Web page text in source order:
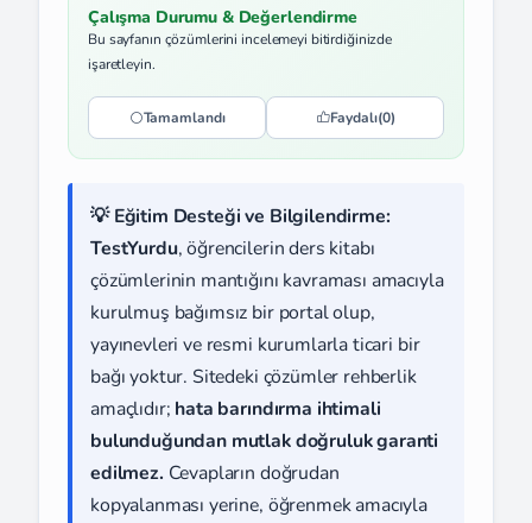
Çalışma Durumu & Değerlendirme
Bu sayfanın çözümlerini incelemeyi bitirdiğinizde
işaretleyin.
Tamamlandı Faydalı(0)
💡 Eğitim Desteği ve Bilgilendirme:
TestYurdu, öğrencilerin ders kitabı
çözümlerinin mantığını kavraması amacıyla
kurulmuş bağımsız bir portal olup,
yayınevleri ve resmi kurumlarla ticari bir
bağı yoktur. Sitedeki çözümler rehberlik
amaçlıdır; hata barındırma ihtimali
bulunduğundan mutlak doğruluk garanti
edilmez. Cevapların doğrudan
kopyalanması yerine, öğrenmek amacıyla